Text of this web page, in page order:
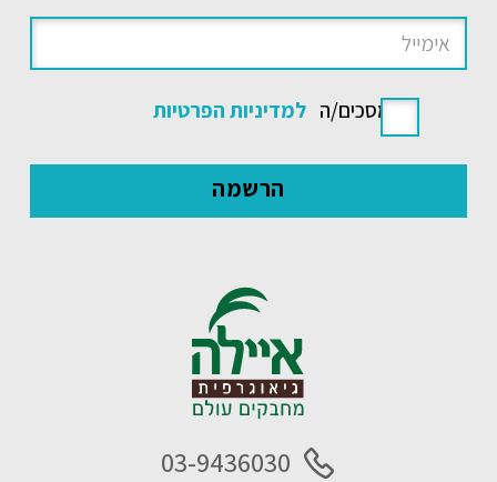
אני מסכים/ה למדיניות הפרטיות
03-9436030